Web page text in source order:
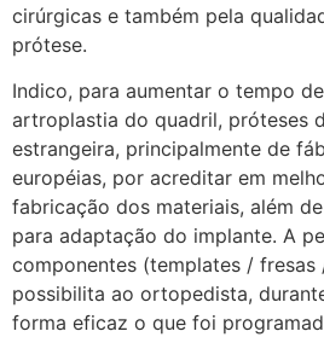
cirúrgicas e também pela
prótese.
Indico, para aumentar o tempo
artroplastia do quadril, próteses
estrangeira, principalmente de
européias, por acreditar em
fabricação dos materiais, além
para adaptação do implante. A
componentes (templates /
possibilita ao ortopedista,
forma eficaz o que foi